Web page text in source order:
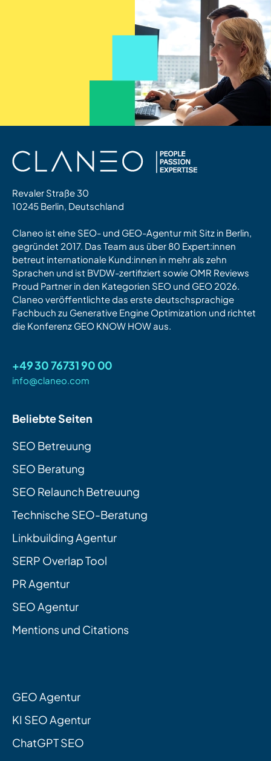
Revaler Straße 30
10245 Berlin, Deutschland
Claneo ist eine SEO- und GEO-Agentur mit Sitz in Berlin,
gegründet 2017. Das Team aus über 80 Expert:innen
betreut internationale Kund:innen in mehr als zehn
Sprachen und ist BVDW-zertifiziert sowie OMR Reviews
Proud Partner in den Kategorien SEO und GEO 2026.
Claneo veröffentlichte das erste deutschsprachige
Fachbuch zu Generative Engine Optimization und richtet
die Konferenz GEO KNOW HOW aus.
+49 30 76731 90 00
info@claneo.com
Beliebte Seiten
SEO Betreuung
SEO Beratung
SEO Relaunch Betreuung
Technische SEO-Beratung
Linkbuilding Agentur
SERP Overlap Tool
PR Agentur
SEO Agentur
Mentions und Citations
GEO Agentur
KI SEO Agentur
ChatGPT SEO